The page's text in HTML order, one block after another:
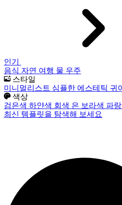
인기
음식 자연 여행 물 우주
스타일
미니멀리스트 심플한 에스테틱 귀
색상
검은색 하얀색 회색 은 보라색 파
최신 템플릿을 탐색해 보세요